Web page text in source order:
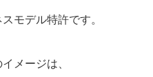
モデル特許です。
メージは、